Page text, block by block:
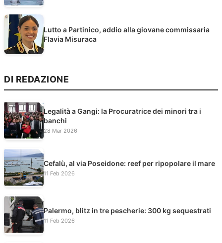
Lutto a Partinico, addio alla giovane commissaria
Flavia Misuraca
DI REDAZIONE
Legalità a Gangi: la Procuratrice dei minori tra i
banchi
28 Mar 2026
Cefalù, al via Poseidone: reef per ripopolare il mare
11 Feb 2026
Palermo, blitz in tre pescherie: 300 kg sequestrati
11 Feb 2026